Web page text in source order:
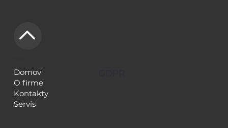
Domov
O firme
Kontakty
Servis